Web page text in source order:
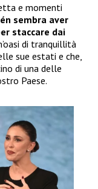
e momenti
sembra aver
staccare dai
di tranquillità
sue estati e che,
di una delle
Paese.